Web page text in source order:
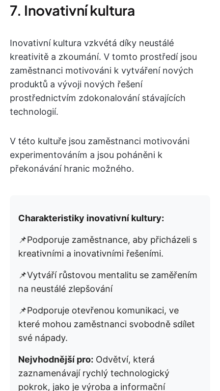
7. Inovativní kultura
Inovativní kultura vzkvétá díky neustálé
kreativitě a zkoumání. V tomto prostředí jsou
zaměstnanci motivováni k vytváření nových
produktů a vývoji nových řešení
prostřednictvím zdokonalování stávajících
technologií.
V této kultuře jsou zaměstnanci motivováni
experimentováním a jsou poháněni k
překonávání hranic možného.
Charakteristiky inovativní kultury:
📌Podporuje zaměstnance, aby přicházeli s
kreativními a inovativními řešeními.
📌Vytváří růstovou mentalitu se zaměřením
na neustálé zlepšování
📌Podporuje otevřenou komunikaci, ve
které mohou zaměstnanci svobodně sdílet
své nápady.
Nejvhodnější pro: Odvětví, která
zaznamenávají rychlý technologický
pokrok, jako je výroba a informační